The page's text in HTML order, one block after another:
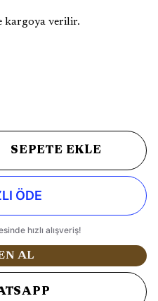
kargoya verilir.
SEPETE EKLE
AL